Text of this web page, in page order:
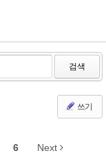
검색
쓰기
6 Next